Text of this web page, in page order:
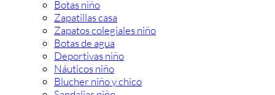
Botas niño
Zapatillas casa
Zapatos colegiales niño
Botas de agua
Deportivas niño
Náuticos niño
Blucher niño y chico